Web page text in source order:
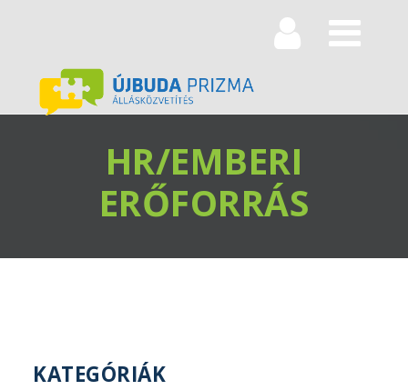
HR/EMBERI
ERŐFORRÁS
KATEGÓRIÁK